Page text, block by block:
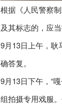
根据《人民警察
及其标志的，应
9月13日上午，耿
确答复。
9月13日下午，“
组拍摄专用戏服